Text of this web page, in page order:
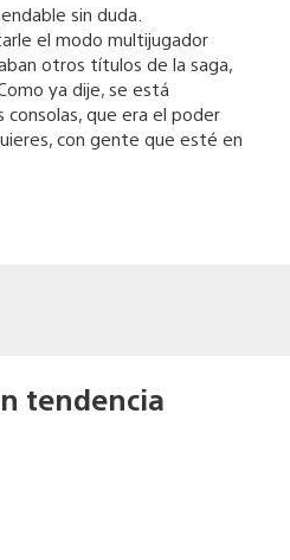
sin duda.
el modo multijugador
otros títulos de la saga,
ya dije, se está
que era el poder
con gente que esté en
tendencia